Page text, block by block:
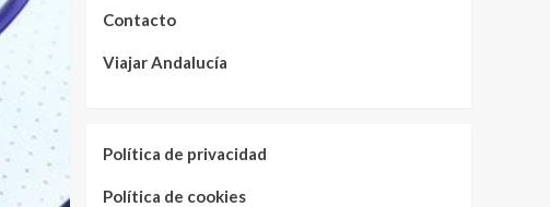
Contacto
Viajar Andalucía
Política de privacidad
Política de cookies